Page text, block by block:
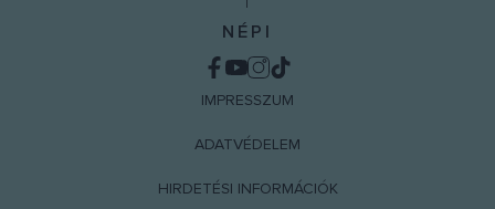
I want to allow Google to enable storage
related to security, including authentication
functionality and fraud prevention, and other
NÉPI
IMPRESSZUM
ADATVÉDELEM
HIRDETÉSI INFORMÁCIÓK